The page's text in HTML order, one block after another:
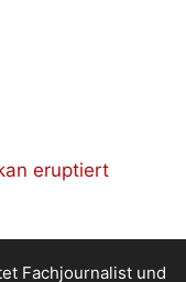
eruptiert
Fachjournalist und